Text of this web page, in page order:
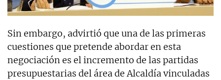
Sin embargo, advirtió que una de las primeras
cuestiones que pretende abordar en esta
negociación es el incremento de las partidas
presupuestarias del área de Alcaldía vinculadas